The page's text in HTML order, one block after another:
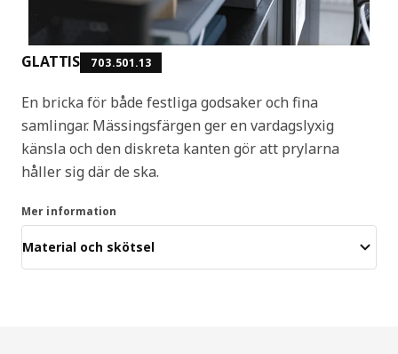
GLATTIS 703.501.13
En bricka för både festliga godsaker och fina
samlingar. Mässingsfärgen ger en vardagslyxig
känsla och den diskreta kanten gör att prylarna
håller sig där de ska.
Mer information
Material och skötsel